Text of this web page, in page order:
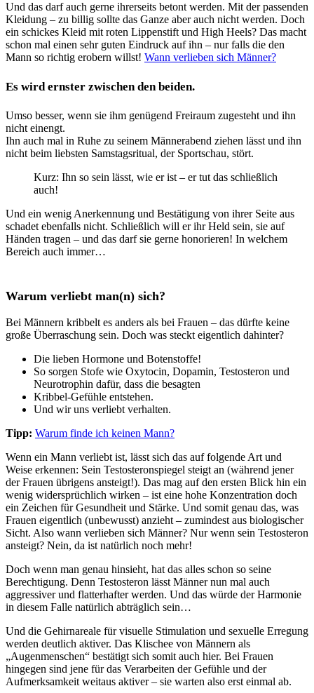
Und das darf auch gerne ihrerseits betont werden. Mit der passenden
Kleidung – zu billig sollte das Ganze aber auch nicht werden. Doch
ein schickes Kleid mit roten Lippenstift und High Heels? Das macht
schon mal einen sehr guten Eindruck auf ihn – nur falls die den
Mann so richtig erobern willst! Wann verlieben sich Männer?
Es wird ernster zwischen den beiden.
Umso besser, wenn sie ihm genügend Freiraum zugesteht und ihn
nicht einengt.
Ihn auch mal in Ruhe zu seinem Männerabend ziehen lässt und ihn
nicht beim liebsten Samstagsritual, der Sportschau, stört.
Kurz: Ihn so sein lässt, wie er ist – er tut das schließlich
auch!
Und ein wenig Anerkennung und Bestätigung von ihrer Seite aus
schadet ebenfalls nicht. Schließlich will er ihr Held sein, sie auf
Händen tragen – und das darf sie gerne honorieren! In welchem
Bereich auch immer…
Warum verliebt man(n) sich?
Bei Männern kribbelt es anders als bei Frauen – das dürfte keine
große Überraschung sein. Doch was steckt eigentlich dahinter?
Die lieben Hormone und Botenstoffe!
So sorgen Stofe wie Oxytocin, Dopamin, Testosteron und
Neurotrophin dafür, dass die besagten
Kribbel-Gefühle entstehen.
Und wir uns verliebt verhalten.
Tipp: Warum finde ich keinen Mann?
Wenn ein Mann verliebt ist, lässt sich das auf folgende Art und
Weise erkennen: Sein Testosteronspiegel steigt an (während jener
der Frauen übrigens ansteigt!). Das mag auf den ersten Blick hin ein
wenig widersprüchlich wirken – ist eine hohe Konzentration doch
ein Zeichen für Gesundheit und Stärke. Und somit genau das, was
Frauen eigentlich (unbewusst) anzieht – zumindest aus biologischer
Sicht. Also wann verlieben sich Männer? Nur wenn sein Testosteron
ansteigt? Nein, da ist natürlich noch mehr!
Doch wenn man genau hinsieht, hat das alles schon so seine
Berechtigung. Denn Testosteron lässt Männer nun mal auch
aggressiver und flatterhafter werden. Und das würde der Harmonie
in diesem Falle natürlich abträglich sein…
Und die Gehirnareale für visuelle Stimulation und sexuelle Erregung
werden deutlich aktiver. Das Klischee von Männern als
„Augenmenschen“ bestätigt sich somit auch hier. Bei Frauen
hingegen sind jene für das Verarbeiten der Gefühle und der
Aufmerksamkeit weitaus aktiver – sie warten also erst einmal ab.